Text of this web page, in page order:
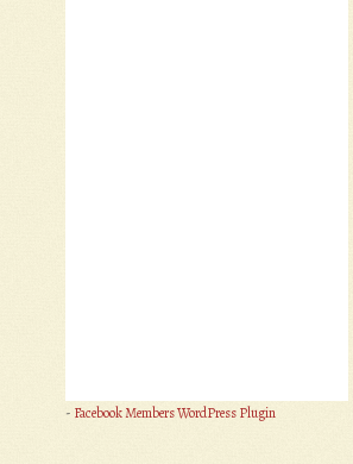
- Facebook Members WordPress Plugin